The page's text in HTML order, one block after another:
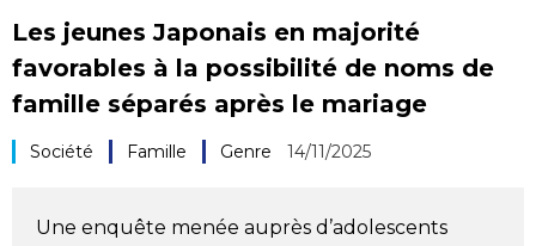
Société
Culture
Les jeunes Japonais en majorité
favorables à la possibilité de noms de
famille séparés après le mariage
Société Famille Genre 14/11/2025
Une enquête menée auprès d’adolescents